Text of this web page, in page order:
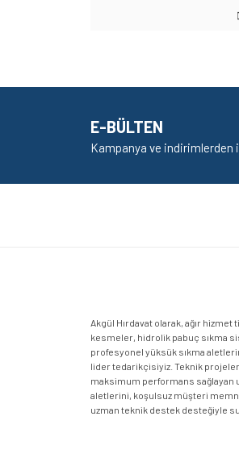
E-BÜLTEN
Kampanya ve indirimlerden
Akgül Hırdavat olarak, ağır hizmet
kesmeler, hidrolik pabuç sıkma
profesyonel yüksük sıkma
lider tedarikçisiyiz. Teknik
maksimum performans sağlayan
aletlerini, koşulsuz müşteri
uzman teknik destek desteğiyle